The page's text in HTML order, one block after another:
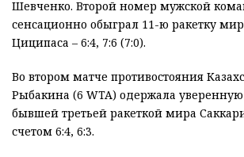
Шевченко. Второй номер мужской
сенсационно обыграл 11-ю ракетку
Циципаса – 6:4, 7:6 (7:0).
Во втором матче противостояния
Рыбакина (6 WTA) одержала
бывшей третьей ракеткой мира
счетом 6:4, 6:3.